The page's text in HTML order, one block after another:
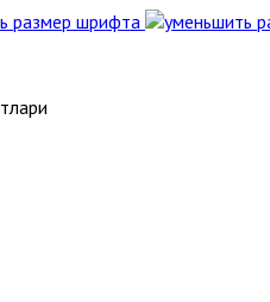
размер шрифта